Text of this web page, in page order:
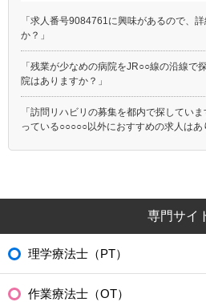
「求人番号9084761に興味があるので、
か？」
「残業が少なめの病院をJR○○線の沿線で
院はありますか？」
「訪問リハビリの募集を都内で探してい
っている○○○○○以外におすすめの求人はあ
専門サイ
理学療法士（PT）
作業療法士（OT）